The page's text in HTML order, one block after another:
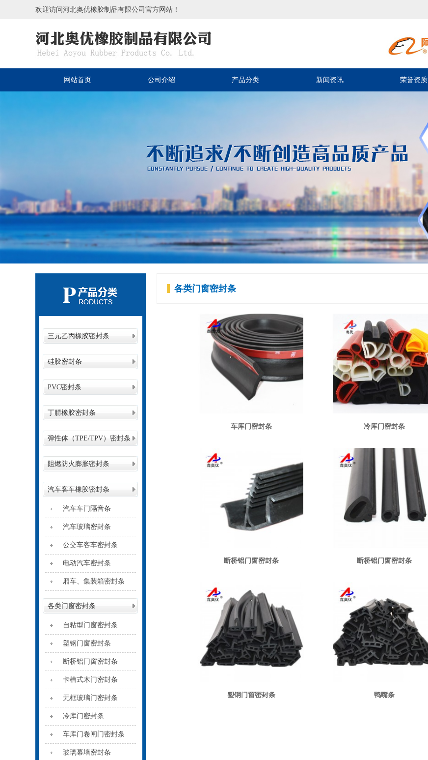
欢迎访问河北奥优橡胶制品有限公司官方网站！
网站首页 公司介绍 产品分类 新闻资讯 荣誉资质
三元乙丙橡胶密封条
硅胶密封条
PVC密封条
丁腈橡胶密封条
弹性体（TPE/TPV）密封条
阻燃防火膨胀密封条
汽车客车橡胶密封条
汽车车门隔音条
汽车玻璃密封条
公交车客车密封条
电动汽车密封条
厢车、集装箱密封条
各类门窗密封条
自粘型门窗密封条
塑钢门窗密封条
断桥铝门窗密封条
卡槽式木门密封条
无框玻璃门密封条
冷库门密封条
车库门卷闸门密封条
玻璃幕墙密封条
各类门窗密封条
车库门密封条 冷库门密封条
断桥铝门窗密封条 断桥铝门窗密封条
塑钢门窗密封条 鸭嘴条